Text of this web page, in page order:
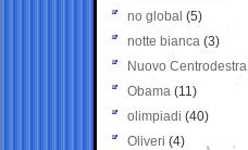
no global (5)
notte bianca (3)
Nuovo Centrodestra
Obama (11)
olimpiadi (40)
Oliveri (4)